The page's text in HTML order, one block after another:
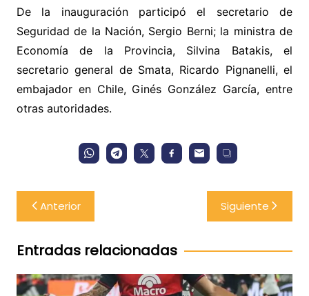
De la inauguración participó el secretario de
Seguridad de la Nación, Sergio Berni; la ministra de
Economía de la Provincia, Silvina Batakis, el
secretario general de Smata, Ricardo Pignanelli, el
embajador en Chile, Ginés González García, entre
otras autoridades.
Navegación
de
entradas
Anterior Siguiente
Entradas relacionadas